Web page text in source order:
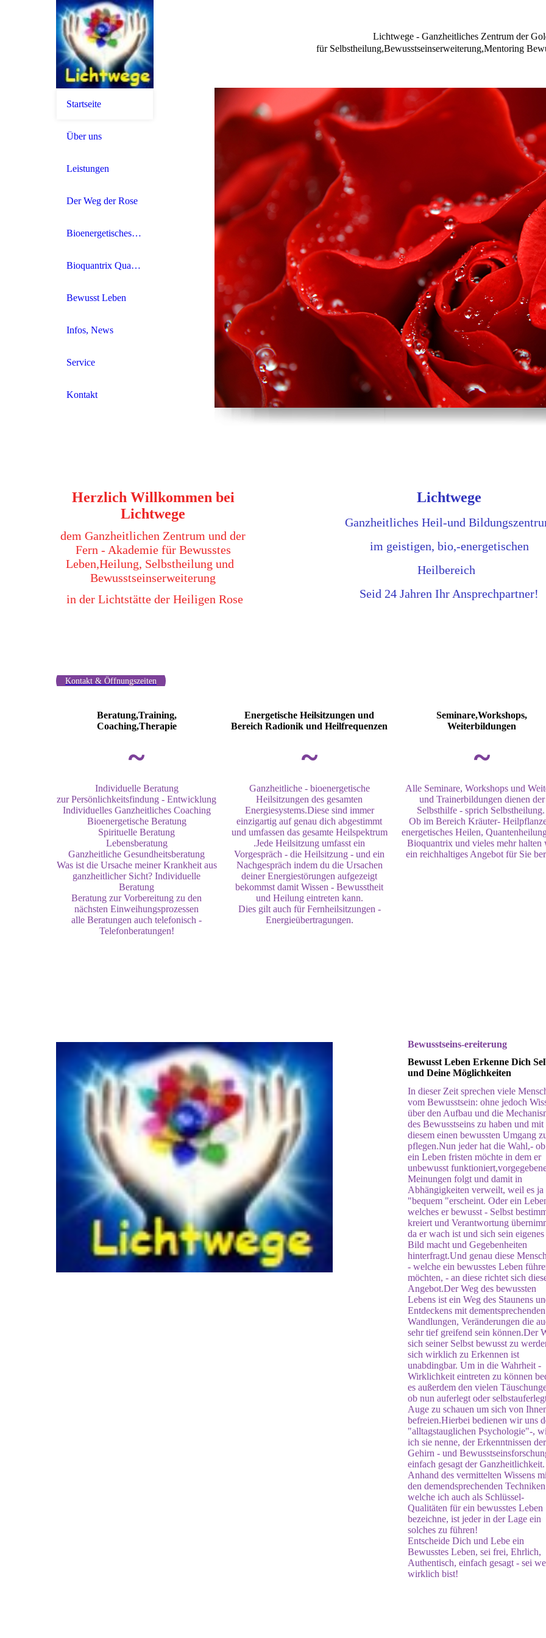
Lichtwege - Ganzheitliches Zentrum der
für Selbstheilung,Bewusstseinserweiterung,Mentoring
Startseite
Über uns
Leistungen
Der Weg der Rose
Bioenergetisches Heilen
Bioquantrix Quantenheilung der Goldenen Zeit
Bewusst Leben
Infos, News
Service
Kontakt
Herzlich Willkommen bei
Lichtwege
dem Ganzheitlichen Zentrum und der
Fern - Akademie für Bewusstes
Leben,Heilung, Selbstheilung und
Bewusstseinserweiterung
in der Lichtstätte der Heiligen Rose
Lichtwege
Ganzheitliches Heil-und
im geistigen, bio,-energetischen
Heilbereich
Seid 24 Jahren Ihr Ansprechpartner!
Kontakt & Öffnungszeiten
Beratung,Training,
Coaching,Therapie
~
Individuelle Beratung
zur Persönlichkeitsfindung - Entwicklung
Individuelles Ganzheitliches Coaching
Bioenergetische Beratung
Spirituelle Beratung
Lebensberatung
Ganzheitliche Gesundheitsberatung
Was ist die Ursache meiner Krankheit aus
ganzheitlicher Sicht? Individuelle
Beratung
Beratung zur Vorbereitung zu den
nächsten Einweihungsprozessen
alle Beratungen auch telefonisch -
Telefonberatungen!
Energetische Heilsitzungen und
Bereich Radionik und Heilfrequenzen
~
Ganzheitliche - bioenergetische
Heilsitzungen des gesamten
Energiesystems.Diese sind immer
einzigartig auf genau dich abgestimmt
und umfassen das gesamte Heilspektrum
.Jede Heilsitzung umfasst ein
Vorgespräch - die Heilsitzung - und ein
Nachgespräch indem du die Ursachen
deiner Energiestörungen aufgezeigt
bekommst damit Wissen - Bewusstheit
und Heilung eintreten kann.
Dies gilt auch für Fernheilsitzungen -
Energieübertragungen.
Seminare,Workshops,
Weiterbildungen
~
Alle Seminare, Workshops und
und Trainerbildungen dienen der
Selbsthilfe - sprich Selbstheilung.
Ob im Bereich Kräuter-
energetisches Heilen,
Bioquantrix und vieles mehr halten
ein reichhaltiges Angebot für Sie
Bewusstseins-ereiterung
Bewusst Leben Erkenne Dich
und Deine Möglichkeiten
In dieser Zeit sprechen viele
vom Bewusstsein: ohne jedoch
über den Aufbau und die
des Bewusstseins zu haben und mit
diesem einen bewussten Umgang
pflegen.Nun jeder hat die Wahl,-
ein Leben fristen möchte in dem er
unbewusst
Meinungen folgt und damit in
Abhängigkeiten verweilt, weil es ja
"bequem "erscheint. Oder ein
welches er bewusst - Selbst
kreiert und Verantwortung
da er wach ist und sich sein eigenes
Bild macht und Gegebenheiten
hinterfragt.Und genau diese
- welche ein bewusstes Leben
möchten, - an diese richtet sich
Angebot.Der Weg des bewussten
Lebens ist ein Weg des Staunens
Entdeckens mit dementsprechenden
Wandlungen, Veränderungen die
sehr tief greifend sein können.Der
sich seiner Selbst bewusst zu
sich wirklich zu Erkennen ist
unabdingbar. Um in die Wahrheit -
Wirklichkeit eintreten zu können
es außerdem den vielen
ob nun auferlegt oder
Auge zu schauen um sich von
befreien.Hierbei bedienen wir uns
"alltagstauglichen Psychologie"-,
ich sie nenne, der Erkenntnissen der
Gehirn - und
einfach gesagt der Ganzheitlichkeit.
Anhand des vermittelten Wissens
den demendsprechenden
welche ich auch als Schlüssel-
Qualitäten für ein bewusstes Leben
bezeichne, ist jeder in der Lage ein
solches zu führen!
Entscheide Dich und Lebe ein
Bewusstes Leben, sei frei, Ehrlich,
Authentisch, einfach gesagt - sei
wirklich bist!